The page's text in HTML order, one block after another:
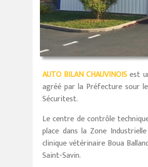
AUTO BILAN CHAUVINOISest
agréé par la Préfecture sour
Sécuritest.
Le centre de contrôle
place dans la Zone
clinique vétérinaire Boua
Saint-Savin.